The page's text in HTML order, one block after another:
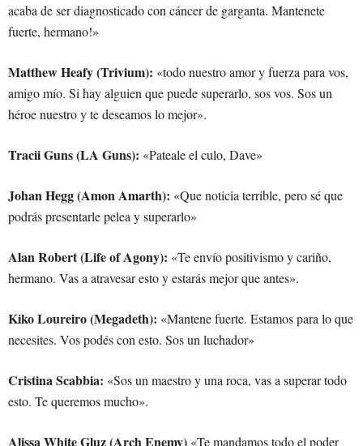
acaba de ser diagnosticado con cáncer de garganta. Mantenete
fuerte, hermano!»
Matthew Heafy (Trivium): «todo nuestro amor y fuerza para vos,
amigo mío. Si hay alguien que puede superarlo, sos vos. Sos un
héroe nuestro y te deseamos lo mejor».
Tracii Guns (LA Guns): «Pateale el culo, Dave»
Johan Hegg (Amon Amarth): «Que noticia terrible, pero sé que
podrás presentarle pelea y superarlo»
Alan Robert (Life of Agony): «Te envío positivismo y cariño,
hermano. Vas a atravesar esto y estarás mejor que antes».
Kiko Loureiro (Megadeth): «Mantene fuerte. Estamos para lo que
necesites. Vos podés con esto. Sos un luchador»
Cristina Scabbia: «Sos un maestro y una roca, vas a superar todo
esto. Te queremos mucho».
Alissa White Gluz (Arch Enemy) «Te mandamos todo el poder